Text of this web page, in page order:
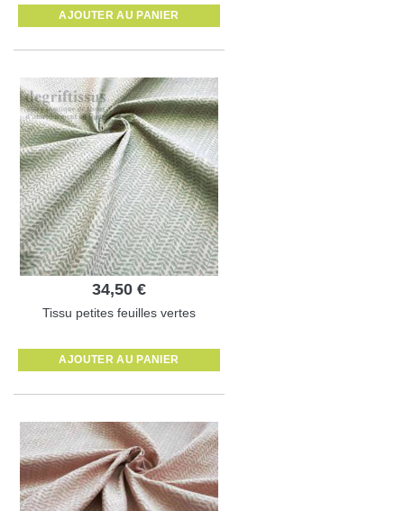
AJOUTER AU PANIER
34,50 €
Tissu petites feuilles vertes
AJOUTER AU PANIER